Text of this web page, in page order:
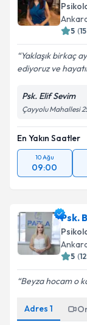
5 (
Yaklaşık birkaç
ediyoruz ve
Psk. Elif Sevim
Çayyolu Mahallesi
En Yakın Saatler
10 Ağu
09:00
Psk.
5 (
Beyza hocam o
Adres 1